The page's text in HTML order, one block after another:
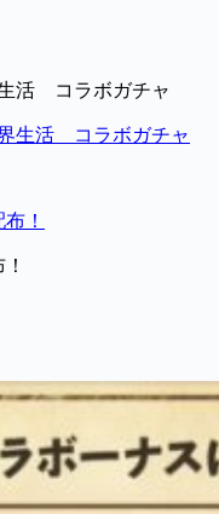
活 コラボガチャ